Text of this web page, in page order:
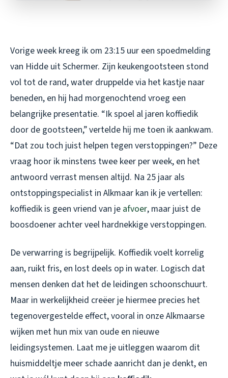
Vorige week kreeg ik om 23:15 uur een spoedmelding
van Hidde uit Schermer. Zijn keukengootsteen stond
vol tot de rand, water druppelde via het kastje naar
beneden, en hij had morgenochtend vroeg een
belangrijke presentatie. “Ik spoel al jaren koffiedik
door de gootsteen,” vertelde hij me toen ik aankwam.
“Dat zou toch juist helpen tegen verstoppingen?” Deze
vraag hoor ik minstens twee keer per week, en het
antwoord verrast mensen altijd. Na 25 jaar als
ontstoppingspecialist in Alkmaar kan ik je vertellen:
koffiedik is geen vriend van je afvoer, maar juist de
boosdoener achter veel hardnekkige verstoppingen.
De verwarring is begrijpelijk. Koffiedik voelt korrelig
aan, ruikt fris, en lost deels op in water. Logisch dat
mensen denken dat het de leidingen schoonschuurt.
Maar in werkelijkheid creëer je hiermee precies het
tegenovergestelde effect, vooral in onze Alkmaarse
wijken met hun mix van oude en nieuwe
leidingsystemen. Laat me je uitleggen waarom dit
huismiddeltje meer schade aanricht dan je denkt, en